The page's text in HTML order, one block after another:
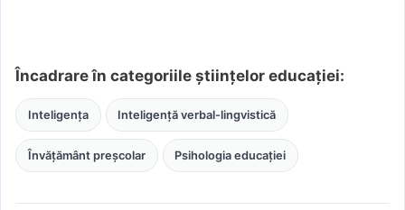
Încadrare în categoriile științelor educației:
Inteligența Inteligență verbal-lingvistică
Învățământ preșcolar Psihologia educației